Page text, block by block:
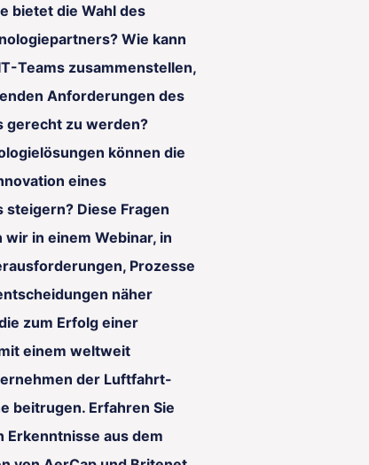
bietet die Wahl des
Wie kann
Teams zusammenstellen,
Anforderungen des
gerecht zu werden?
können die
eines
steigern? Diese Fragen
in einem Webinar, in
Prozesse
näher
zum Erfolg einer
einem weltweit
der Luftfahrt-
beitrugen. Erfahren Sie
Erkenntnisse aus dem